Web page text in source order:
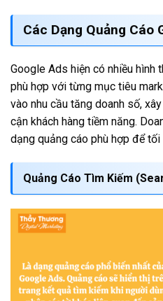
Các Dạng Quảng Cáo
Google Ads hiện có nhiều hình
phù hợp với từng mục tiêu
vào nhu cầu tăng doanh số,
cận khách hàng tiềm năng.
dạng quảng cáo phù hợp để
Quảng Cáo Tìm Kiếm